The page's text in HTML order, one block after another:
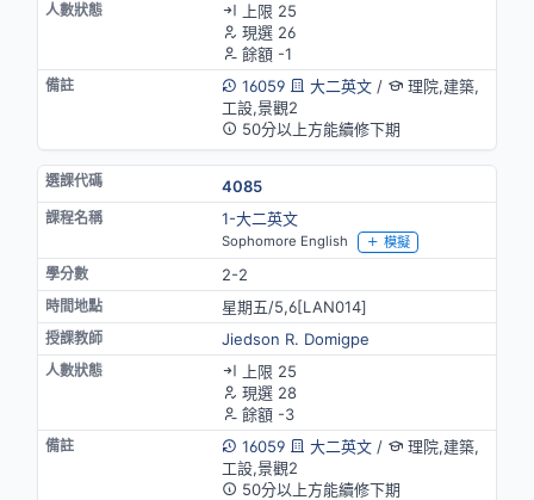
上限 25
現選 26
餘額 -1
16059
大二英文/
理院,建築,
工設,景觀2
50分以上方能續修下期
4085
1-大二英文
Sophomore English 模擬
2-2
星期五/5,6[LAN014]
Jiedson R. Domigpe
上限 25
現選 28
餘額 -3
16059
大二英文/
理院,建築,
工設,景觀2
50分以上方能續修下期